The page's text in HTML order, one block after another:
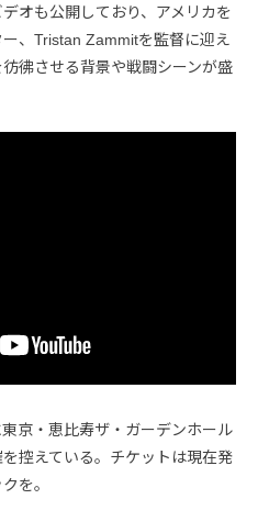
オも公開しており、アメリカを
、Tristan Zammitを監督に迎え
彿させる背景や戦闘シーンが盛
京・恵比寿ザ・ガーデンホール
控えている。チケットは現在発
を。